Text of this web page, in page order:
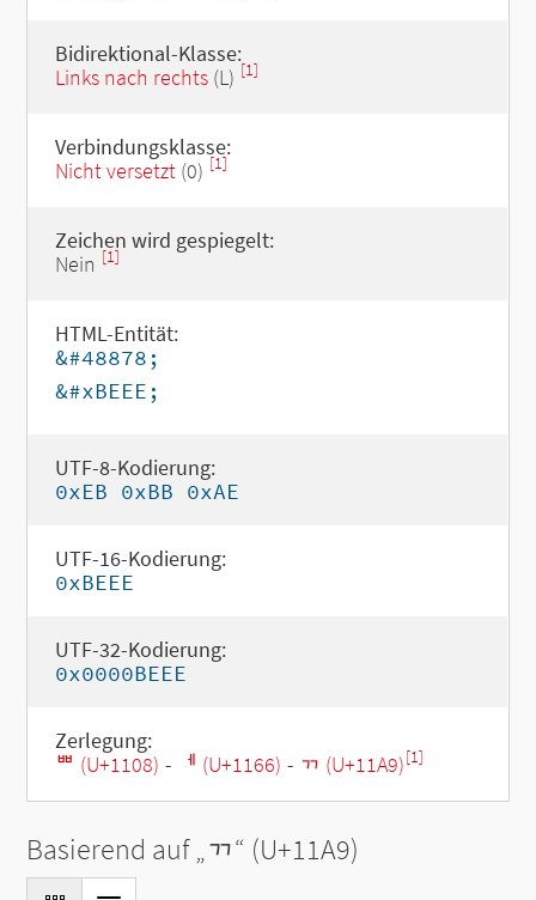
Bidirektional-Klasse:
Links nach rechts(L) [1]
Verbindungsklasse:
Nicht versetzt(0) [1]
Zeichen wird gespiegelt:
Nein [1]
HTML-Entität:
&#48878;
&#xBEEE;
UTF-8-Kodierung:
0xEB 0xBB 0xAE
UTF-16-Kodierung:
0xBEEE
UTF-32-Kodierung:
0x0000BEEE
Zerlegung:
ᄈ (U+1108) - ᅦ (U+1166) - ᆩ (U+11A9)[1]
Basierend auf „ᆩ“ (U+11A9)